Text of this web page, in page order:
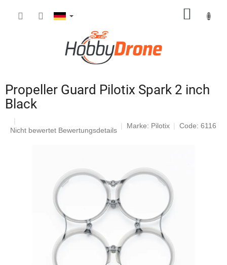
Propeller Guard Pilotix Spark 2 inch
Black
Die
Nicht bewertet Bewertungsdetails
Marke: Pilotix Code: 6116